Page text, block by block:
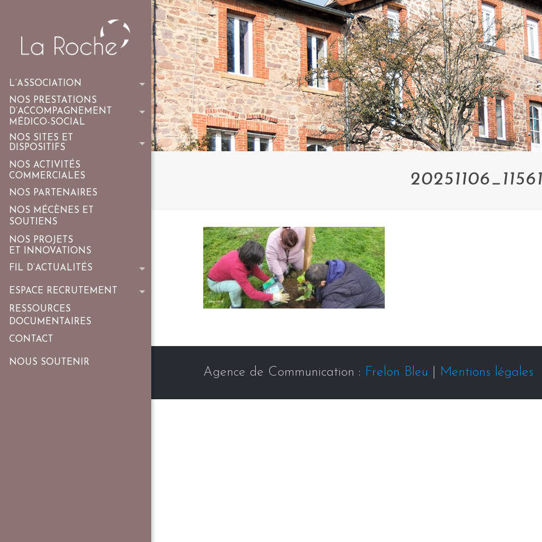
L’ASSOCIATION
NOS PRESTATIONS
D’ACCOMPAGNEMENT
MÉDICO-SOCIAL
NOS SITES ET
DISPOSITIFS
NOS ACTIVITÉS
COMMERCIALES
NOS PARTENAIRES
NOS MÉCÈNES ET
SOUTIENS
NOS PROJETS
ET INNOVATIONS
FIL D’ACTUALITÉS
ESPACE RECRUTEMENT
RESSOURCES
DOCUMENTAIRES
CONTACT
NOUS SOUTENIR
Agence de Communication : Frelon Bleu Mentions légales